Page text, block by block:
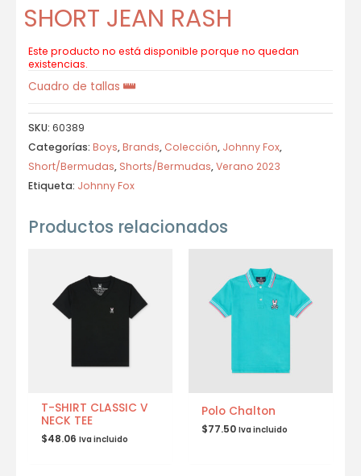
SHORT JEAN RASH
Este producto no está disponible porque no quedan
existencias.
Cuadro de tallas
SKU: 60389
Categorías: Boys,Brands, Colección, Johnny Fox,
Short/Bermudas, Shorts/Bermudas,Verano 2023
Etiqueta: Johnny Fox
Productos relacionados
T-SHIRT CLASSIC V
NECK TEE
$48.06 Iva incluido
Polo Chalton
$77.50 Iva incluido